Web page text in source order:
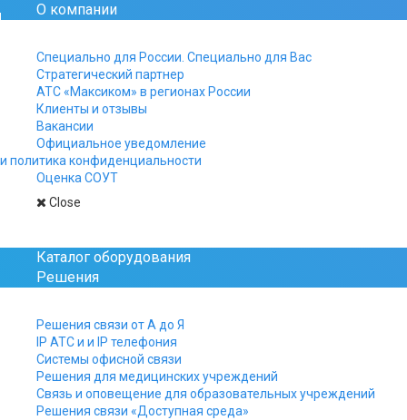
О компании
Специально для России. Специально для Вас
Стратегический партнер
АТС «Максиком» в регионах России
Клиенты и отзывы
Вакансии
Официальное уведомление
и политика конфиденциальности
Оценка СОУТ
Close
Каталог оборудования
Решения
Решения связи от А до Я
IP АТС и и IP телефония
Системы офисной связи
Решения для медицинских учреждений
Связь и оповещение для образовательных учреждений
Решения связи «Доступная среда»
Официальный сайт
Главная АТС-ликбез Разработчик и